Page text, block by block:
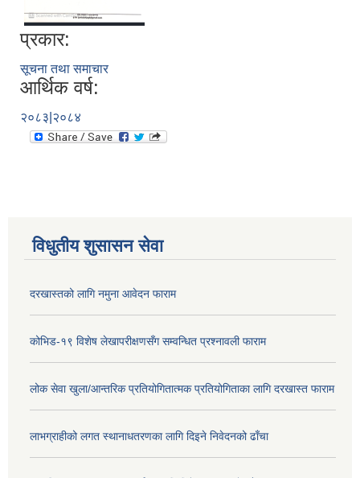
प्रकार:
सूचना तथा समाचार
आर्थिक वर्ष:
२०८३|२०८४
विधुतीय शुसासन सेवा
दरखास्तको लागि नमुना आवेदन फाराम
कोभिड-१९ विशेष लेखापरीक्षणसँग सम्वन्धित प्रश्नावली फाराम
लोक सेवा खुला/आन्तरिक प्रतियोगितात्मक प्रतियोगिताका लागि दरखास्त फाराम
लाभग्राहीको लगत स्थानाधतरणका लागि दिइने निवेदनको ढाँचा